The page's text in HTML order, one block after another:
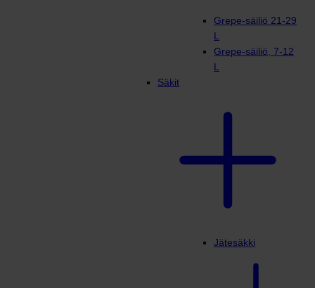
Grepe-säiliö 21-29
L
Grepe-säiliö, 7-12
L
Säkit
Jätesäkki